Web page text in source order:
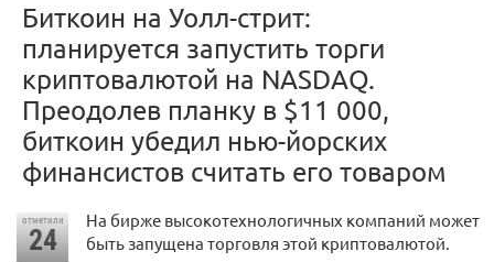
Биткоин на Уолл-стрит:
планируется запустить торги
криптовалютой на NASDAQ.
Преодолев планку в $11 000,
биткоин убедил нью-йорских
финансистов считать его товаром
отметили
24
На бирже высокотехнологичных компаний может
быть запущена торговля этой криптовалютой.